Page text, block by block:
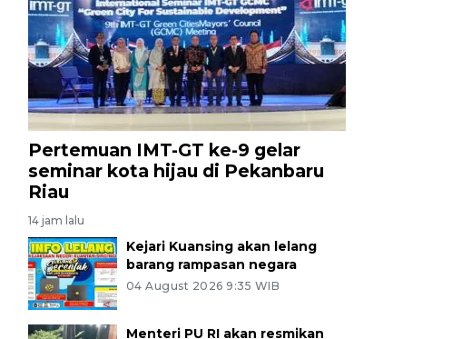
Pertemuan IMT-GT ke-9 gelar
seminar kota hijau di Pekanbaru
Riau
14 jam lalu
Kejari Kuansing akan lelang
barang rampasan negara
04 August 2026 9:35 WIB
Menteri PU RI akan resmikan